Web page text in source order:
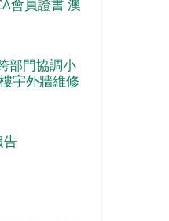
會員證書 澳
部門協調小
宇外牆維修
告